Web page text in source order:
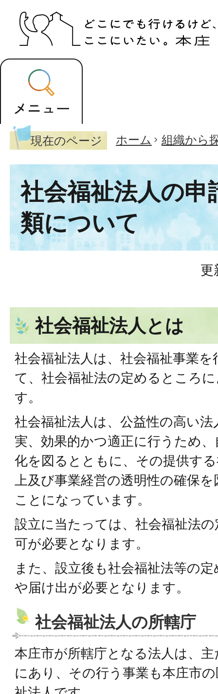
現在のページ ホーム 組織から
社会福祉法人の申
類について
更
社会福祉法人とは
社会福祉法人は、社会福祉事業
て、社会福祉法の定めるところ
す。
社会福祉法人は、公益性の高い
実、効果的かつ適正に行うため
化を図るとともに、その提供す
上及び事業経営の透明性の確保
ことになっています。
設立に当たっては、社会福祉法
可が必要となります。
また、設立後も社会福祉法等の
や届け出が必要となります。
社会福祉法人の所轄庁
本庄市が所轄庁となる法人は、
にあり、その行う事業も本庄市